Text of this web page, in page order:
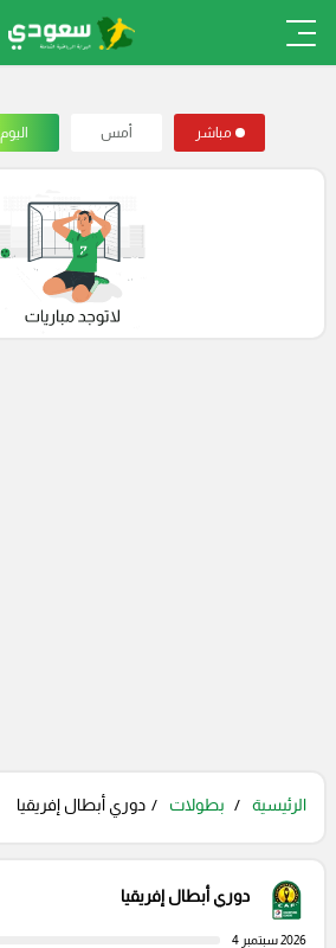
مباشر أمس اليوم
الرئيسية بطولات دوري أبطال إفريقيا
دوري أبطال إفريقيا
2026 سبتمبر 4